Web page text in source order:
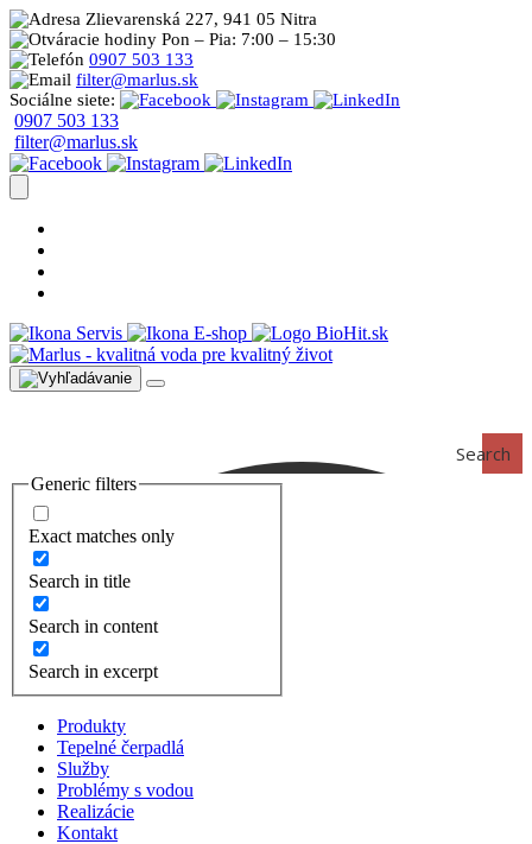
Zlievarenská 227, 941 05 Nitra
Pon – Pia: 7:00 – 15:30
0907 503 133
filter@marlus.sk
Sociálne siete:
0907 503 133
filter@marlus.sk
Servis E-shop
Search
Generic filters
Exact matches only
Search in title
Search in content
Search in excerpt
Produkty
Tepelné čerpadlá
Služby
Problémy s vodou
Realizácie
Kontakt